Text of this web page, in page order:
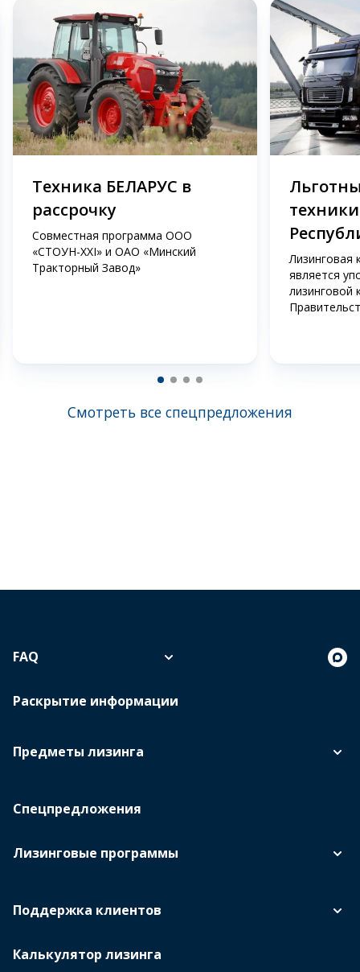
Техника БЕЛАРУС в
рассрочку
Совместная программа ООО
«СТОУН-XXI» и ОАО «Минский
Тракторный Завод»
Лизинговая
является
лизинговой
Смотреть все спецпредложения
Предметы лизинга
Спецпредложения
Лизинговые программы
Поддержка клиентов
Калькулятор лизинга
FAQ
Раскрытие информации